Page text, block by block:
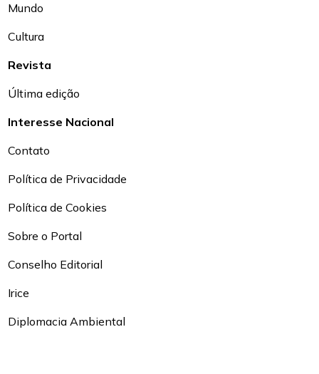
Mundo
Cultura
Revista
Última edição
Interesse Nacional
Contato
Política de Privacidade
Política de Cookies
Sobre o Portal
Conselho Editorial
Irice
Diplomacia Ambiental